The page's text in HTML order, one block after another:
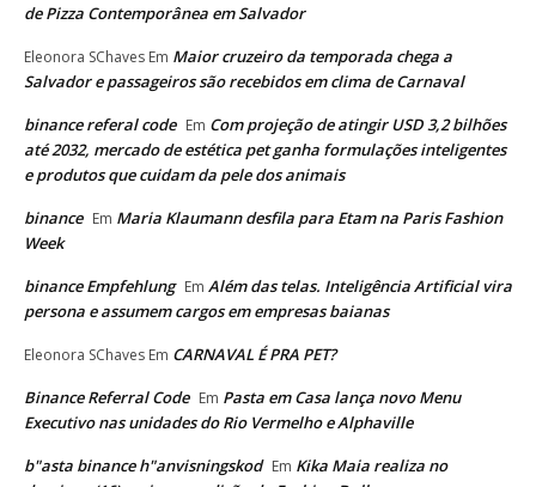
de Pizza Contemporânea em Salvador
Eleonora SChaves Em Maior cruzeiro da temporada chega a
Salvador e passageiros são recebidos em clima de Carnaval
binance referal code Em Com projeção de atingir USD 3,2 bilhões
até 2032, mercado de estética pet ganha formulações inteligentes
e produtos que cuidam da pele dos animais
binance Em Maria Klaumann desfila para Etam na Paris Fashion
Week
binance Empfehlung Em Além das telas. Inteligência Artificial vira
persona e assumem cargos em empresas baianas
Eleonora SChaves Em CARNAVAL É PRA PET?
Binance Referral Code Em Pasta em Casa lança novo Menu
Executivo nas unidades do Rio Vermelho e Alphaville
b"asta binance h"anvisningskod Em Kika Maia realiza no